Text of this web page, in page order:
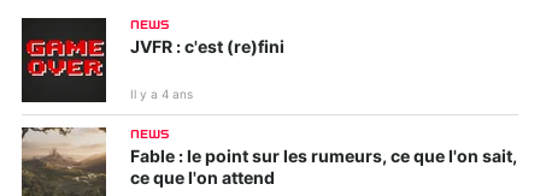
NEWS
JVFR : c'est (re)fini
Il y a 4 ans
NEWS
Fable : le point sur les rumeurs, ce que l'on sait,
ce que l'on attend